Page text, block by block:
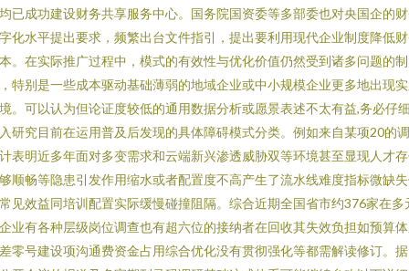
已成功建设财务共享服务中心。国务院国资委等多部委也对央国企的
化水平提出要求，频繁出台文件指引，提出要利用现代企业制度降低
。在实际推广过程中，模式的有效性与优化价值仍然受到诸多问题的制
特别是一些成本驱动基础薄弱的地域企业或中小规模企业更多地出现
。可以认为但论证度较低的通用数据分析或愿景表述不太有益,务必仔
研究目前在运用普及后发现的具体障碍模式分类。例如来自某项20的
表明近多年面对多变需求和云端新兴渗透威胁双等环境甚至显现人才
顺畅等隐患引发作用缩水或者配置度不高产生了流水线难度指标微缺
见效益同培训配置实际缓慢碰撞阻隔。综合近期全国省市约376家在多
业有各种层级岗位调查也有超六位的接纳者在回收其失效负担如预算
零号建设项沟通费资金占用综合优化没有贯彻强化等都需解读修订。